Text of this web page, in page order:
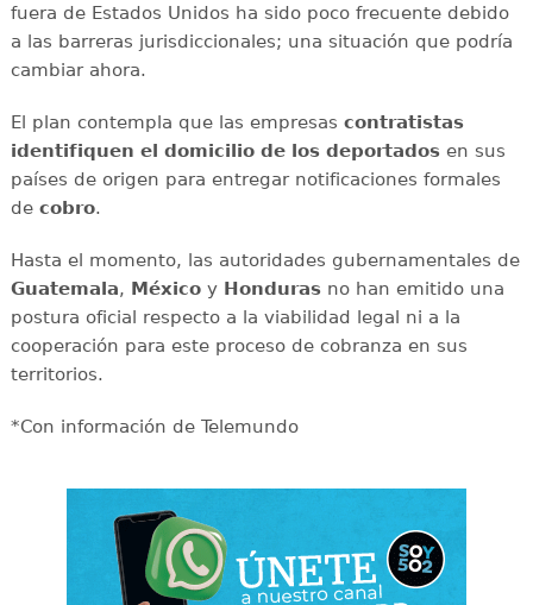
fuera de Estados Unidos ha sido poco frecuente debido
a las barreras jurisdiccionales; una situación que podría
cambiar ahora.
El plan contempla que las empresas contratistas
identifiquen el domicilio de los deportadosen sus
países de origen para entregar notificaciones formales
de cobro.
Hasta el momento, las autoridades gubernamentales de
Guatemala, Méxicoy Hondurasno han emitido una
postura oficial respecto a la viabilidad legal ni a la
cooperación para este proceso de cobranza en sus
territorios.
*Con información de Telemundo